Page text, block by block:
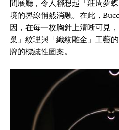
間展廳，令人聯想起「莊周夢
境的界線悄然消融。在此，
因，在每一枚胸針上清晰可見
巢」紋理與「織紋雕金」工藝
牌的標誌性圖案。